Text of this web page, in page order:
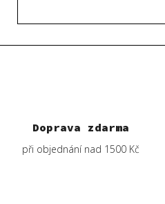
Doprava zdarma
při objednání nad 1500 Kč